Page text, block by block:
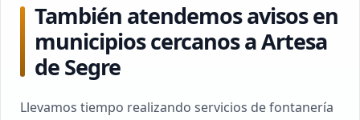
También atendemos avisos en
municipios cercanos a Artesa
de Segre
Llevamos tiempo realizando servicios de fontanería